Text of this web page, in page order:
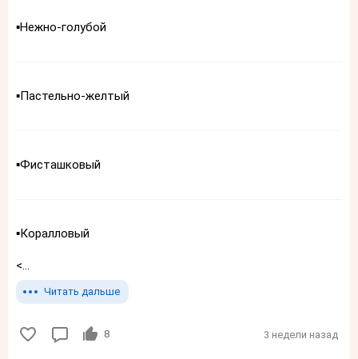
▪️Нежно-голубой
▪️Пастельно-желтый
▪️Фисташковый
▪️Коралловый
<...
Читать дальше
8 3 недели назад